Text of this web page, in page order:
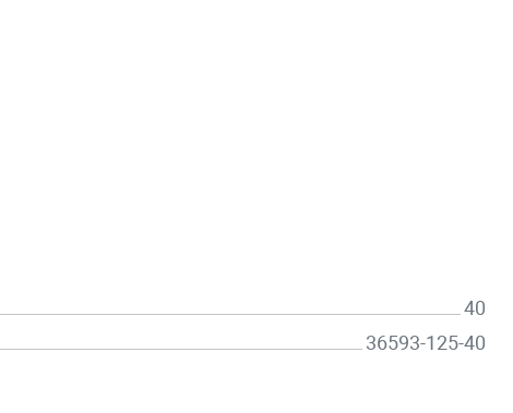
40
36593-125-40